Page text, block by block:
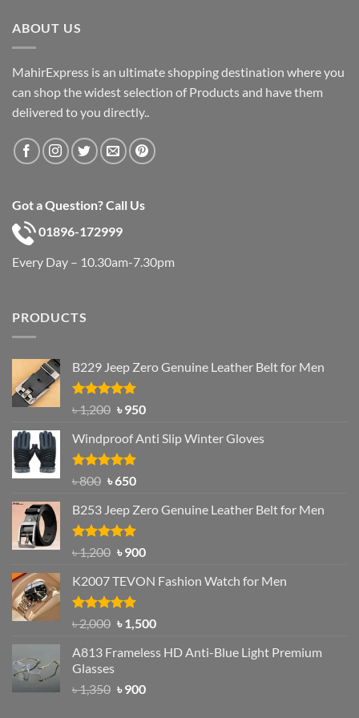
ABOUT US
MahirExpress is an ultimate shopping destination where you
can shop the widest selection of Products and have them
delivered to you directly..
Got a Question? Call Us
01896-172999
Every Day – 10.30am-7.30pm
PRODUCTS
B229 Jeep Zero Genuine Leather Belt for Men
Rated4.92
out of 5
৳1,200 Original
was:
৳ 1,200.
৳950Current
is:
Windproof Anti Slip Winter Gloves
Rated4.97
৳800 Original
was:
৳ 800.
৳650Current
is:
৳ 650.
B253 Jeep Zero Genuine Leather Belt for Men
Rated5.00
out of 5
৳1,200 Original
was:
৳ 1,200.
৳900Current
is:
K2007 TEVON Fashion Watch for Men
Rated4.93
out of 5
৳2,000 Original
was:
৳1,500Current
is:
A813 Frameless HD Anti-Blue Light Premium
Glasses
৳1,350 Original
৳900Current